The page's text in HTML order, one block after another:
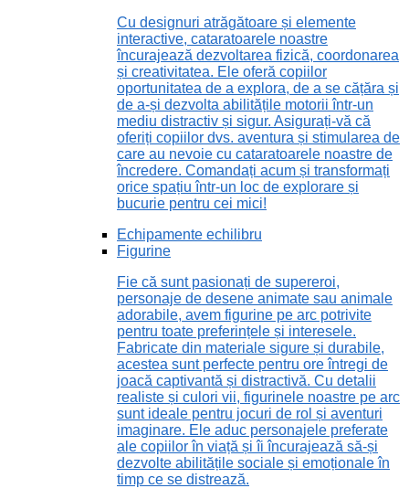
Cu designuri atrăgătoare și elemente
interactive, cataratoarele noastre
încurajează dezvoltarea fizică, coordonarea
și creativitatea. Ele oferă copiilor
oportunitatea de a explora, de a se cățăra și
de a-și dezvolta abilitățile motorii într-un
mediu distractiv și sigur. Asigurați-vă că
oferiți copiilor dvs. aventura și stimularea de
care au nevoie cu cataratoarele noastre de
încredere. Comandați acum și transformați
orice spațiu într-un loc de explorare și
bucurie pentru cei mici!
Echipamente echilibru
Figurine
Fie că sunt pasionați de supereroi,
personaje de desene animate sau animale
adorabile, avem figurine pe arc potrivite
pentru toate preferințele și interesele.
Fabricate din materiale sigure și durabile,
acestea sunt perfecte pentru ore întregi de
joacă captivantă și distractivă. Cu detalii
realiste și culori vii, figurinele noastre pe arc
sunt ideale pentru jocuri de rol și aventuri
imaginare. Ele aduc personajele preferate
ale copiilor în viață și îi încurajează să-și
dezvolte abilitățile sociale și emoționale în
timp ce se distrează.